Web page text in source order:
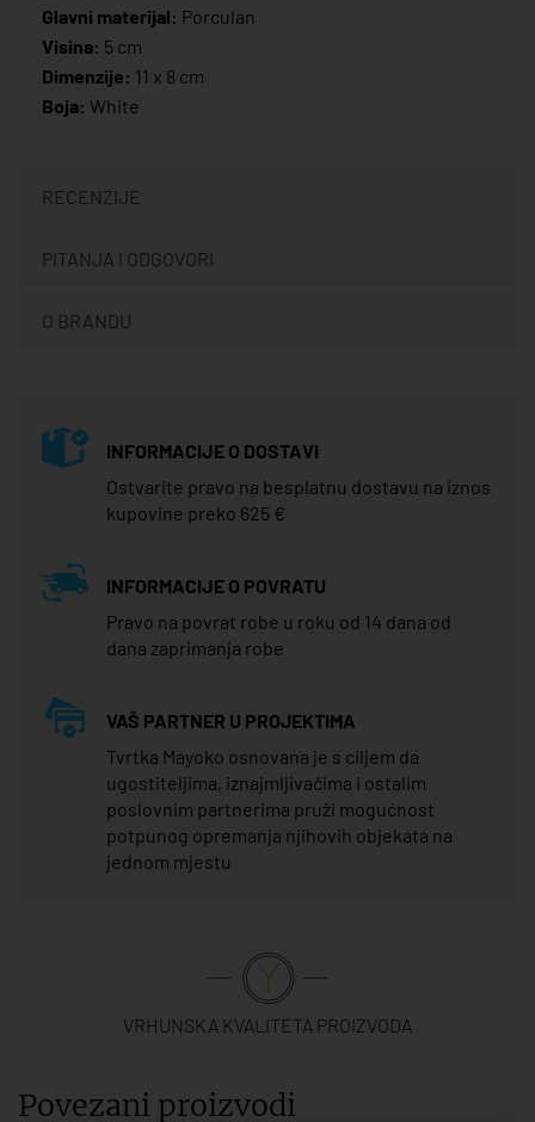
Glavni materijal: Porculan
Visina: 5 cm
Dimenzije: 11 x 8 cm
Boja: White
RECENZIJE
PITANJA I ODGOVORI
O BRANDU
INFORMACIJE O DOSTAVI
Ostvarite pravo na besplatnu dostavu na iznos
kupovine preko 625 €
INFORMACIJE O POVRATU
Pravo na povrat robe u roku od 14 dana od
dana zaprimanja robe
VAŠ PARTNER U PROJEKTIMA
Tvrtka Mayoko osnovana je s ciljem da
ugostiteljima, iznajmljivačima i ostalim
poslovnim partnerima pruži mogućnost
potpunog opremanja njihovih objekata na
jednom mjestu
VRHUNSKA KVALITETA PROIZVODA
Povezani proizvodi